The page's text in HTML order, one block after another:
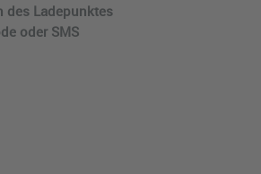
des Ladepunktes
oder SMS